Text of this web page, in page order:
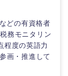
どの有資格者
務モニタリン
程度の英語力
画・推進して